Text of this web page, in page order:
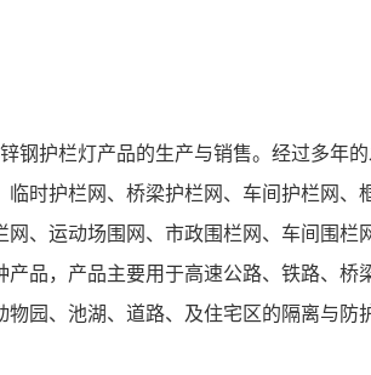
护栏灯产品的生产与销售。经过多年
时护栏网、桥梁护栏网、车间护栏网、
、运动场围网、市政围栏网、车间围栏
品，产品主要用于高速公路、铁路、桥
园、池湖、道路、及住宅区的隔离与防